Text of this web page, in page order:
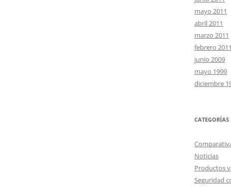
mayo 2011
abril 2011
marzo 2011
febrero 2011
junio 2009
mayo 1999
diciembre
CATEGORÍAS
Noticias
Productos
Seguridad